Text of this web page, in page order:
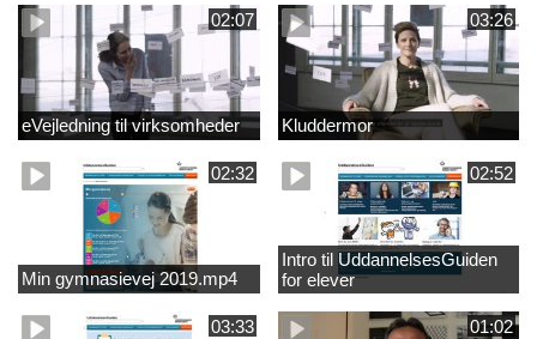
02:07
eVejledning til virksomheder
03:26
Kluddermor
02:32
Min gymnasievej 2019.mp4
02:52
Intro til UddannelsesGuiden
for elever
03:33 01:02